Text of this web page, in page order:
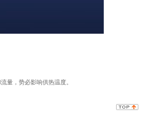
量，势必影响供热温度。